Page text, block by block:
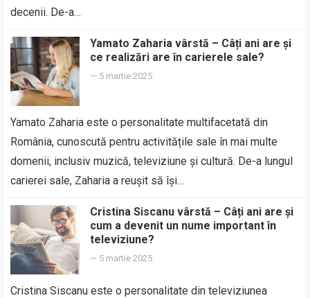
decenii. De-a…
Yamato Zaharia vârstă – Câți ani are și
ce realizări are în carierele sale?
— 5 martie 2025
Yamato Zaharia este o personalitate multifacetată din
România, cunoscută pentru activitățile sale în mai multe
domenii, inclusiv muzică, televiziune și cultură. De-a lungul
carierei sale, Zaharia a reușit să își…
Cristina Siscanu vârstă – Câți ani are și
cum a devenit un nume important în
televiziune?
— 5 martie 2025
Cristina Siscanu este o personalitate din televiziunea